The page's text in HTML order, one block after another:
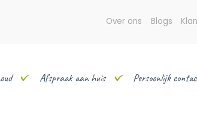
Over ons Blogs
Afspraak aan huis Persoonlijk